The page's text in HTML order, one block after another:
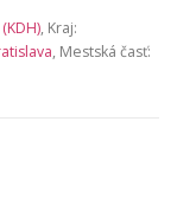
, Kraj:
, Mestská časť: